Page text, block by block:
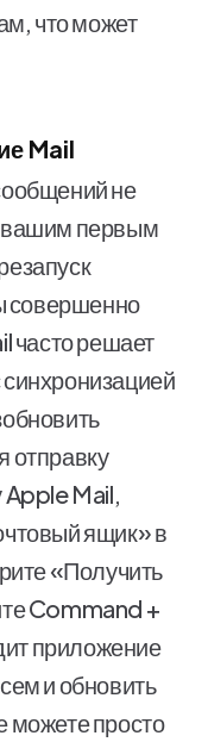
что может
Mail
не
вашим первым
совершенно
часто решает
отправку
Apple Mail,
ящик» в
«Получить
Command +
приложение
и обновить
просто